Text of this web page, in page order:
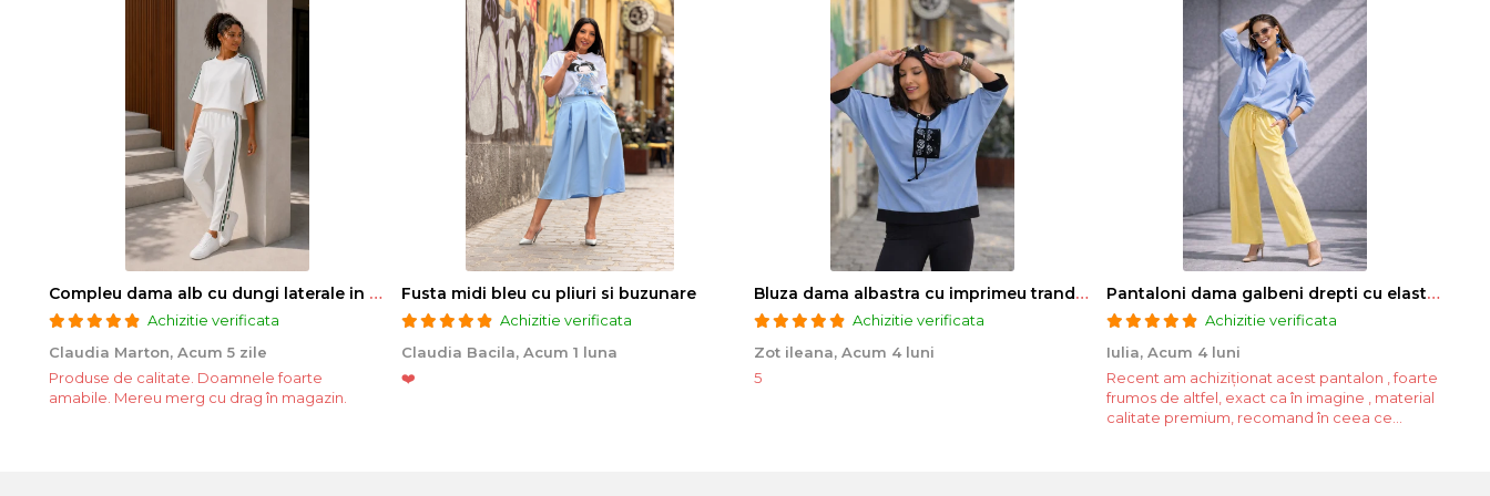
Compleu dama alb cu dungi laterale in nuante de verde si negru
Achizitie verificata
Claudia Marton, Acum 5 zile
Produse de calitate. Doamnele foarte
amabile. Mereu merg cu drag în magazin.
Fusta midi bleu cu pliuri si buzunare
Achizitie verificata
Claudia Bacila, Acum 1 luna
❤️
Bluza dama albastra cu imprimeu trandafiri si snur la gat
Achizitie verificata
Zot ileana, Acum 4 luni
5
Pantaloni dama galbeni drepti cu elastic si snur in talie
Achizitie verificata
Iulia, Acum 4 luni
Recent am achiziționat acest pantalon , foarte
frumos de altfel, exact ca în imagine , material
calitate premium, recomand în ceea ce